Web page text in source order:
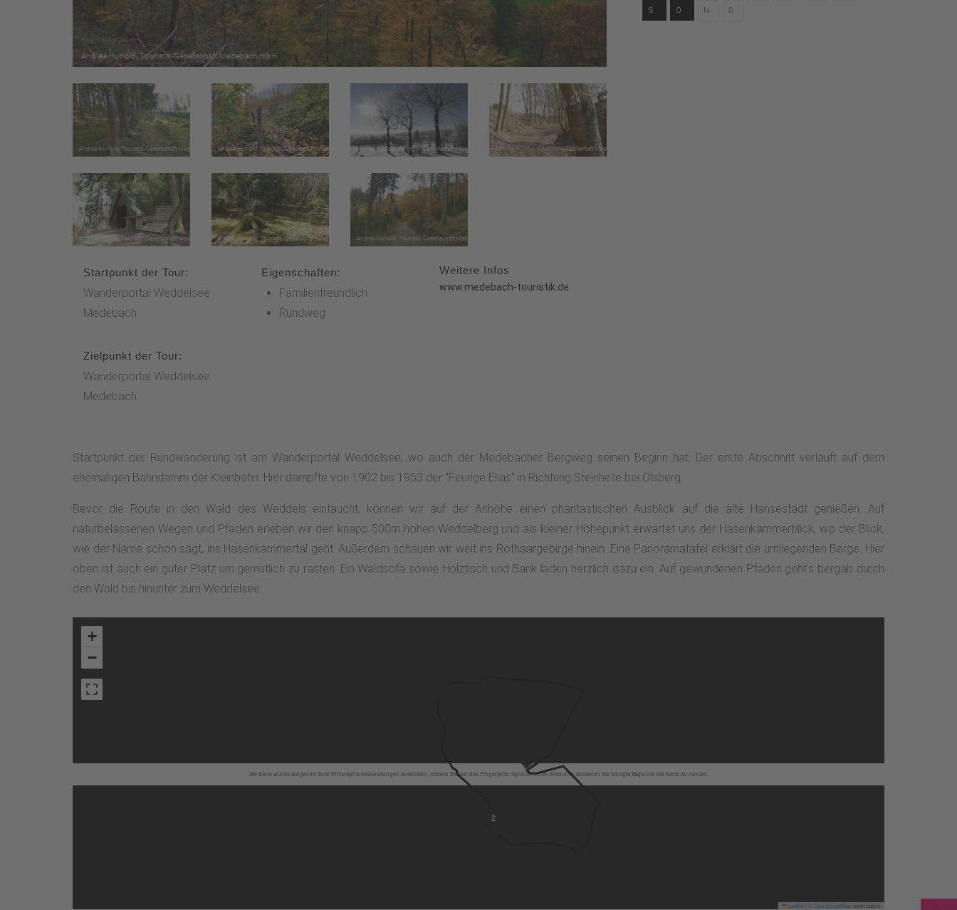
Startpunkt der Tour:
Wanderportal Weddelsee
Medebach
Zielpunkt der Tour:
Wanderportal Weddelsee
Medebach
Eigenschaften:
Familienfreundlich
Rundweg
Weitere Infos
www.medebach-touristik.de
S O N D
Startpunkt der Rundwanderung ist am Wanderportal Weddelsee, wo auch der Medebacher Bergweg seinen Beginn hat. Der erste Abschnitt verläuft auf dem
ehemaligen Bahndamm der Kleinbahn: Hier dampfte von 1902 bis 1953 der "Feurige Elias" in Richtung Steinhelle bei Olsberg.
Bevor die Route in den Wald des Weddels eintaucht, können wir auf der Anhöhe einen phantastischen Ausblick auf die alte Hansestadt genießen. Auf
naturbelassenen Wegen und Pfaden erleben wir den knapp 500m hohen Weddelberg und als kleiner Höhepunkt erwartet uns der Hasenkammerblick, wo der Blick,
wie der Name schon sagt, ins Hasenkammertal geht. Außerdem schauen wir weit ins Rothaargebirge hinein. Eine Panoramatafel erklärt die umliegenden Berge. Hier
oben ist auch ein guter Platz um gemütlich zu rasten. Ein Waldsofa sowie Holztisch und Bank laden herzlich dazu ein. Auf gewundenen Pfaden geht's bergab durch
den Wald bis hinunter zum Weddelsee.
Die Karte wurde aufgrund Ihrer Privatsphäreeinstellungen deaktiviert, klicken Sie auf das Fingerprint Symbol unten links und aktivieren Sie Google Maps um die Karte zu nutzen.
2
+
−
Leaflet OpenStreetMapcontributors